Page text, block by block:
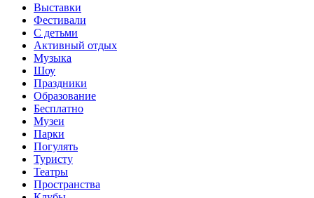
Выставки
Фестивали
С детьми
Активный отдых
Музыка
Шоу
Праздники
Образование
Бесплатно
Музеи
Парки
Погулять
Туристу
Театры
Пространства